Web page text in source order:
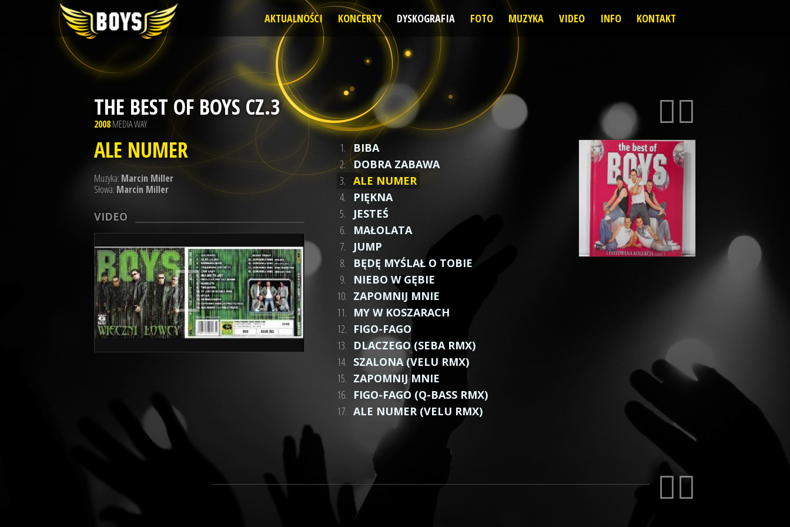
AKTUALNOŚCI KONCERTY DYSKOGRAFIA FOTO MUZYKA VIDEO INFO KONTAKT
THE BEST OF BOYS CZ.3
2008MEDIA WAY
ALE NUMER
Muzyka: Marcin Miller
Słowa: Marcin Miller
VIDEO
1.
BIBA
2. DOBRA ZABAWA
3.
ALE NUMER
4.
PIĘKNA
5.
JESTEŚ
6.
MAŁOLATA
7.
JUMP
8.
BĘDĘ MYŚLAŁ O TOBIE
9.
NIEBO W GĘBIE
10. ZAPOMNIJ MNIE
11. MY W KOSZARACH
12. FIGO-FAGO
13. DLACZEGO (SEBA RMX)
14. SZALONA (VELU RMX)
15. ZAPOMNIJ MNIE
16. FIGO-FAGO (Q-BASS RMX)
17. ALE NUMER (VELU RMX)